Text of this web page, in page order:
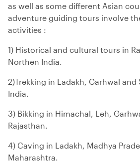
as well as some different Asian
adventure guiding tours involve
activities :
1) Historical and cultural tours in
Northen India.
2)Trekking in Ladakh, Garhwal
India.
3) Bikking in Himachal, Leh,
Rajasthan.
4) Caving in Ladakh, Madhya
Maharashtra.